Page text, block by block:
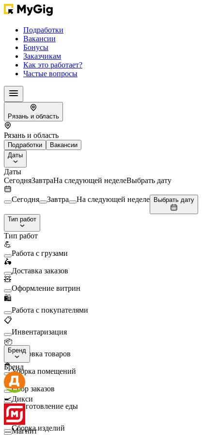
Подработки
Вакансии
Бонусы
Заказчикам
Как это работает?
Частые вопросы
Рязань и область
Рязань и область
Подработки
Вакансии
Даты
Даты
СегодняЗавтраНа следующей неделеВыбрать дату
Сегодня Завтра На следующей неделе Выбрать дату
Тип работ
Тип работ
💪
Работа с грузами
🛵
Доставка заказов
🧸
Оформление витрин
🛍️
Работа с покупателями
📋
Инвентаризация
📦
Упаковка товаров
🧹
Уборка помещений
🛒
Сбор заказов
🍳
Приготовление еды
🛠️
Сборка изделий
Бренд
Бренд
Дикси
Магнит